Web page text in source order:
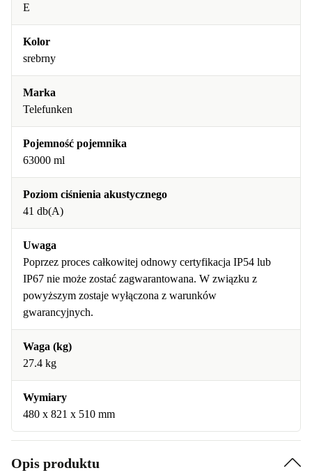
E
Kolor
srebrny
Marka
Telefunken
Pojemność pojemnika
63000 ml
Poziom ciśnienia akustycznego
41 db(A)
Uwaga
Poprzez proces całkowitej odnowy certyfikacja IP54 lub
IP67 nie może zostać zagwarantowana. W związku z
powyższym zostaje wyłączona z warunków
gwarancyjnych.
Waga (kg)
27.4 kg
Wymiary
480 x 821 x 510 mm
Opis produktu